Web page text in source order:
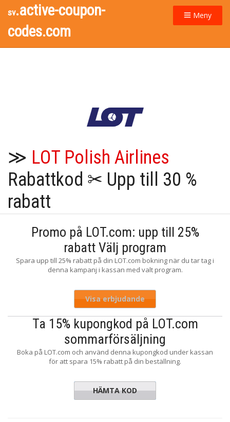
sv.active-coupon-
codes.com
Meny
≫ LOT Polish Airlines
Rabattkod ✂ Upp till 30 %
rabatt
Promo på LOT.com: upp till 25%
rabatt Välj program
Spara upp till 25% rabatt på din LOT.com bokning när du tar tag i
denna kampanj i kassan med valt program.
Visa erbjudande
Ta 15% kupongkod på LOT.com
sommarförsäljning
Boka på LOT.com och använd denna kupongkod under kassan
för att spara 15% rabatt på din beställning.
PROMO15
HÄMTA KOD